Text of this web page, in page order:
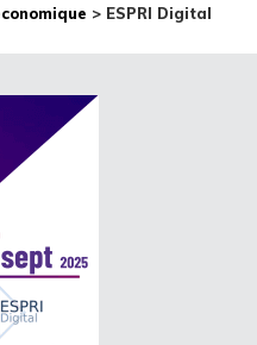
> ESPRI Digital